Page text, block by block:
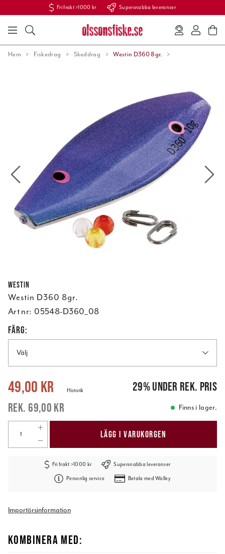
Fri frakt >1000 kr Supersnabba leveranser
Hem Fiskedrag Skeddrag Westin D360 8gr.
Westin
Westin D360 8gr.
Art nr: 05548-D360_08
FÄRG:
Välj
Nuvarande pris: 69,00 kr
49,00 kr
69,00 kr
Historik 29%under rek. pris
Finns i lager.
LÄGG I VARUKORGEN
Fri frakt >1000 kr Supersnabba leveranser
Personlig service Betala med Walley
Importörsinformation
KOMBINERA MED: